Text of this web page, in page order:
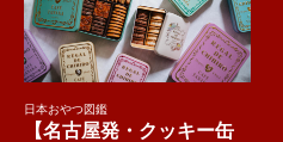
日本おやつ図鑑
【名古屋発・クッキー缶